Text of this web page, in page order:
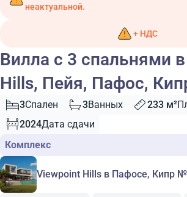
неактуальной.
+ НДС
Вилла с 3 спальнями
Hills, Пейя, Пафос,
3Спален 3Ванных 233 м²
2024Дата сдачи
Комплекс
Viewpoint Hills в Пафосе, Кипр